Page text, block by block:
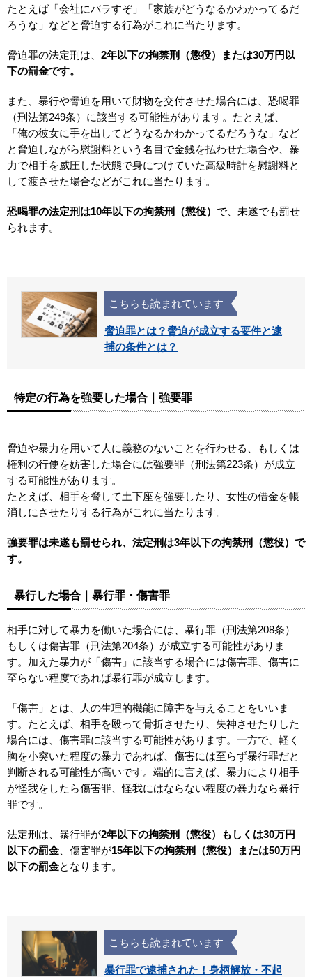
たとえば「会社にバラすぞ」「家族がどうなるかわかってるだ
ろうな」などと脅迫する行為がこれに当たります。
脅迫罪の法定刑は、 2年以下の拘禁刑（懲役）または30万円以
下の罰金です。
また、暴行や脅迫を用いて財物を交付させた場合には、恐喝罪
（刑法第249条）に該当する可能性があります。たとえば、
「俺の彼女に手を出してどうなるかわかってるだろうな」など
と脅迫しながら慰謝料という名目で金銭を払わせた場合や、暴
力で相手を威圧した状態で身につけていた高級時計を慰謝料と
して渡させた場合などがこれに当たります。
恐喝罪の法定刑は10年以下の拘禁刑（懲役） で、未遂でも罰せ
られます。
こちらも読まれています
脅迫罪とは？脅迫が成立する要件と逮
捕の条件とは？
特定の行為を強要した場合｜強要罪
脅迫や暴力を用いて人に義務のないことを行わせる、もしくは
権利の行使を妨害した場合には強要罪（刑法第223条）が成立
する可能性があります。
たとえば、相手を脅して土下座を強要したり、女性の借金を帳
消しにさせたりする行為がこれに当たります。
強要罪は未遂も罰せられ、法定刑は3年以下の拘禁刑（懲役）で
す。
暴行した場合｜暴行罪・傷害罪
相手に対して暴力を働いた場合には、暴行罪（刑法第208条）
もしくは傷害罪（刑法第204条）が成立する可能性がありま
す。加えた暴力が「傷害」に該当する場合には傷害罪、傷害に
至らない程度であれば暴行罪が成立します。
「傷害」とは、人の生理的機能に障害を与えることをいいま
す。たとえば、相手を殴って骨折させたり、失神させたりした
場合には、傷害罪に該当する可能性があります。一方で、軽く
胸を小突いた程度の暴力であれば、傷害には至らず暴行罪だと
判断される可能性が高いです。端的に言えば、暴力により相手
が怪我をしたら傷害罪、怪我にはならない程度の暴力なら暴行
罪です。
法定刑は、暴行罪が2年以下の拘禁刑（懲役）もしくは30万円
以下の罰金 、傷害罪が15年以下の拘禁刑（懲役）または50万円
以下の罰金となります。
こちらも読まれています
暴行罪で逮捕された！身柄解放・不起